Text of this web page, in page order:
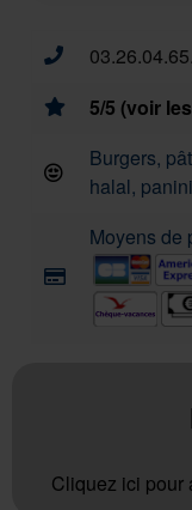
5/5 (voir
Burgers,
halal,
Moyens de
Cliquez ici pour